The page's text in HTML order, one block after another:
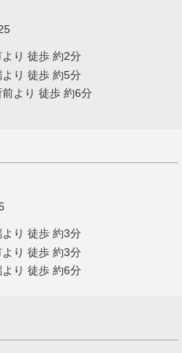
り 徒歩 約2分
り 徒歩 約5分
より 徒歩 約6分
り 徒歩 約3分
り 徒歩 約3分
り 徒歩 約6分